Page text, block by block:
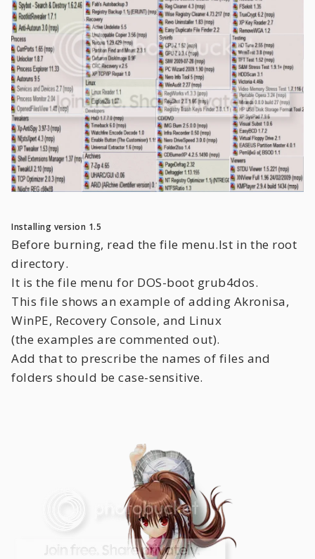
Installing version 1.5
Before burning, read the file menu.lst in the root
directory.
It is the file menu for DOS-boot grub4dos.
This file shows an example of adding Akronisa,
WinPE, Recovery Console, and Linux
(the examples are commented out).
Add that to prescribe the names of files and
folders should be case-sensitive.